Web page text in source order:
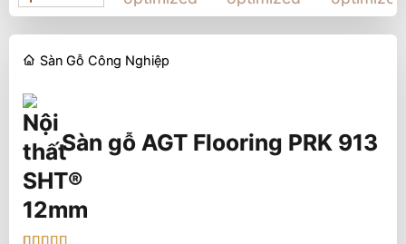
Sàn Gỗ Công Nghiệp
Sàn gỗ AGT Flooring PRK 913
12mm